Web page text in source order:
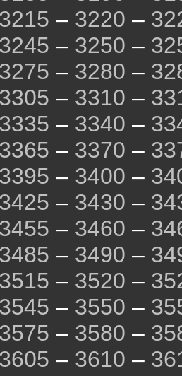
3215 – 3220 –
3245 – 3250 –
3275 – 3280 –
3305 – 3310 –
3335 – 3340 –
3365 – 3370 –
3395 – 3400 –
3425 – 3430 –
3455 – 3460 –
3485 – 3490 –
3515 – 3520 –
3545 – 3550 –
3575 – 3580 –
3605 – 3610 –